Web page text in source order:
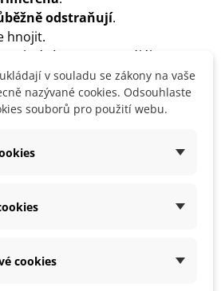
odstraňují.
hnojit.
chrání vrstvou vyzrálého
a to po celý rok.
v souladu se zákony na vaše
nazývané cookies. Odsouhlaste
souborů pro použití webu.
cookies